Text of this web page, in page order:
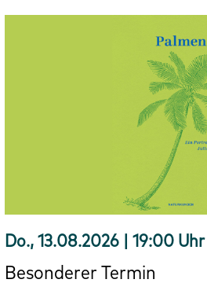
Do., 13.08.2026 | 19:00 Uhr
Besonderer Termin